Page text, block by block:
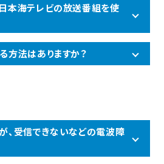
本海テレビの放送番組を使
方法はありますか？
、受信できないなどの電波障